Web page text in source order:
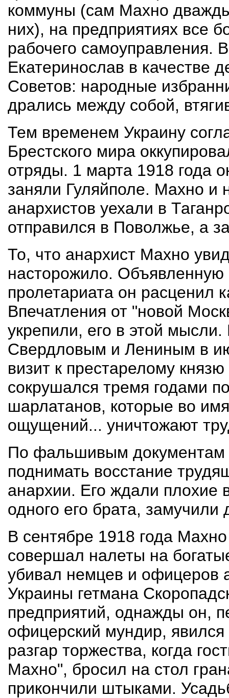
коммуны (сам Махно
них), на предприятиях все
рабочего самоуправления.
Екатеринослав в качестве
Советов: народные
дрались между собой,
Тем временем Украину
Брестского мира
отряды. 1 марта 1918 года
заняли Гуляйполе. Махно и
анархистов уехали в
отправился в Поволжье, а
То, что анархист Махно
насторожило. Объявленную
пролетариата он расценил
Впечатления от "новой
укрепили, его в этой
Свердловым и Лениным в
визит к престарелому
сокрушался тремя годами
шарлатанов, которые во
ощущений... уничтожают
По фальшивым документам
поднимать восстание
анархии. Его ждали плохие
одного его брата, замучили
В сентябре 1918 года
совершал налеты на
убивал немцев и офицеров
Украины гетмана
предприятий, однажды он,
офицерский мундир,
разгар торжества, когда
Махно", бросил на стол
прикончили штыками.